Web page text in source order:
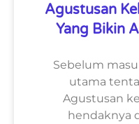
Agustusan
Yang Bikin
Sebelum
utama
Agustusan
hendaknya